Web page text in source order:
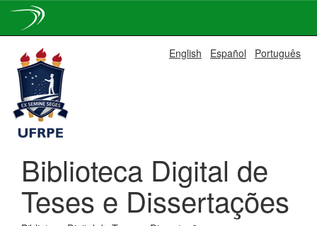
navigation
English Español Português
Biblioteca Digital de
Teses e Dissertações